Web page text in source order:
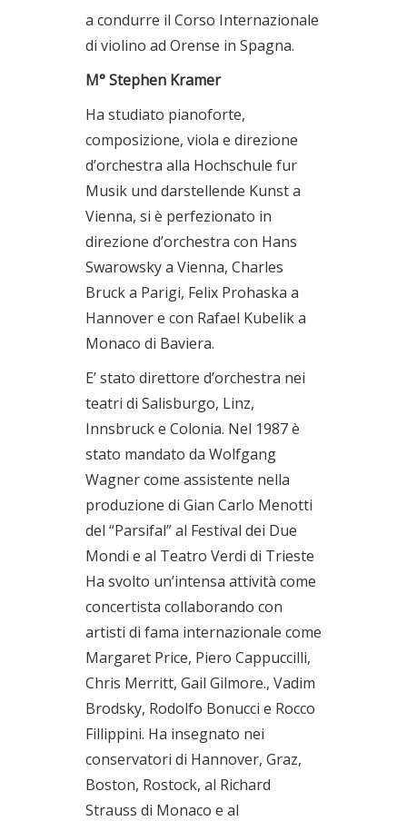
a condurre il Corso Internazionale
di violino ad Orense in Spagna.
M° Stephen Kramer
Ha studiato pianoforte,
composizione, viola e direzione
d’orchestra alla Hochschule fur
Musik und darstellende Kunst a
Vienna, si è perfezionato in
direzione d’orchestra con Hans
Swarowsky a Vienna, Charles
Bruck a Parigi, Felix Prohaska a
Hannover e con Rafael Kubelik a
Monaco di Baviera.
E’ stato direttore d’orchestra nei
teatri di Salisburgo, Linz,
Innsbruck e Colonia. Nel 1987 è
stato mandato da Wolfgang
Wagner come assistente nella
produzione di Gian Carlo Menotti
del “Parsifal” al Festival dei Due
Mondi e al Teatro Verdi di Trieste
Ha svolto un’intensa attività come
concertista collaborando con
artisti di fama internazionale come
Margaret Price, Piero Cappuccilli,
Chris Merritt, Gail Gilmore., Vadim
Brodsky, Rodolfo Bonucci e Rocco
Fillippini. Ha insegnato nei
conservatori di Hannover, Graz,
Boston, Rostock, al Richard
Strauss di Monaco e al